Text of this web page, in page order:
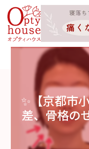
✨【京都市
差、骨格の